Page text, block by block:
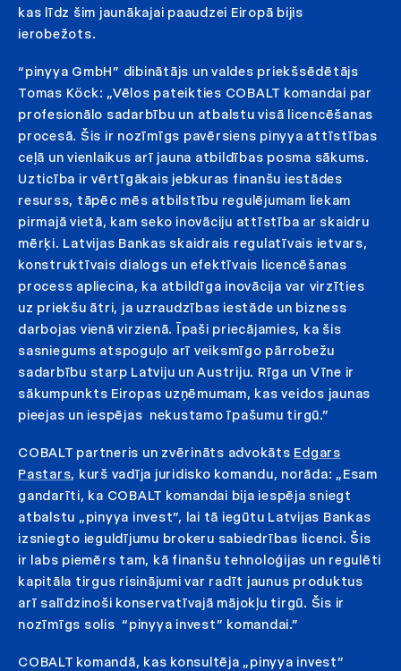
kas līdz šim jaunākajai paaudzei Eiropā bijis
ierobežots.
“pinyya GmbH” dibinātājs un valdes priekšsēdētājs
Tomas Köck: „Vēlos pateikties COBALT komandai par
profesionālo sadarbību un atbalstu visā licencēšanas
procesā. Šis ir nozīmīgs pavērsiens pinyya attīstības
ceļā un vienlaikus arī jauna atbildības posma sākums.
Uzticība ir vērtīgākais jebkuras finanšu iestādes
resurss, tāpēc mēs atbilstību regulējumam liekam
pirmajā vietā, kam seko inovāciju attīstība ar skaidru
mērķi. Latvijas Bankas skaidrais regulatīvais ietvars,
konstruktīvais dialogs un efektīvais licencēšanas
process apliecina, ka atbildīga inovācija var virzīties
uz priekšu ātri, ja uzraudzības iestāde un bizness
darbojas vienā virzienā. Īpaši priecājamies, ka šis
sasniegums atspoguļo arī veiksmīgo pārrobežu
sadarbību starp Latviju un Austriju. Rīga un Vīne ir
sākumpunkts Eiropas uzņēmumam, kas veidos jaunas
pieejas un iespējas nekustamo īpašumu tirgū.”
COBALT partneris un zvērināts advokāts Edgars
Pastars, kurš vadīja juridisko komandu, norāda: „Esam
gandarīti, ka COBALT komandai bija iespēja sniegt
atbalstu „pinyya invest”, lai tā iegūtu Latvijas Bankas
izsniegto ieguldījumu brokeru sabiedrības licenci. Šis
ir labs piemērs tam, kā finanšu tehnoloģijas un regulēti
kapitāla tirgus risinājumi var radīt jaunus produktus
arī salīdzinoši konservatīvajā mājokļu tirgū. Šis ir
nozīmīgs solis “pinyya invest” komandai.”
COBALT komandā, kas konsultēja „pinyya invest”